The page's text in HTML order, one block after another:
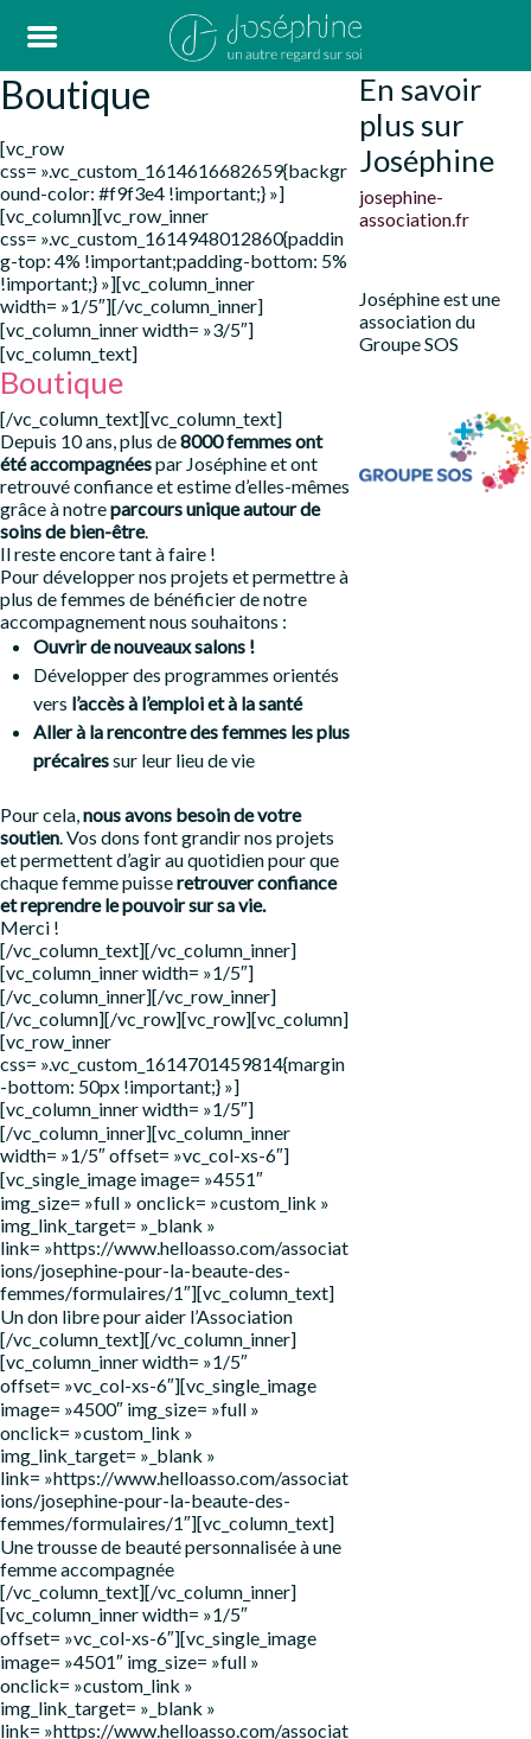
Boutique
[vc_row
css= ».vc_custom_1614616682659{backgr
ound-color: #f9f3e4 !important;} »]
[vc_column][vc_row_inner
css= ».vc_custom_1614948012860{paddin
g-top: 4% !important;padding-bottom: 5%
!important;} »][vc_column_inner
width= »1/5″][/vc_column_inner]
[vc_column_inner width= »3/5″]
[vc_column_text]
Boutique
[/vc_column_text][vc_column_text]
Depuis 10 ans, plus de8000 femmes ont
été accompagnéespar Joséphine et ont
retrouvé confiance et estime d’elles-mêmes
grâce à notreparcours unique autour de
soins de bien-être.
Il reste encore tant à faire !
Pour développer nos projets et permettre à
plus de femmes de bénéficier de notre
accompagnement nous souhaitons :
Ouvrir de nouveaux salons !
Développer des programmes orientés
vers l’accès à l’emploi et à la santé
Aller à la rencontre des femmes les plus
précairessur leur lieu de vie
Pour cela,nous avons besoin de votre
soutien. Vos dons font grandir nos projets
et permettent d’agir au quotidien pour que
chaque femme puisseretrouver confiance
et reprendre le pouvoir sur sa vie.
Merci !
[/vc_column_text][/vc_column_inner]
[vc_column_inner width= »1/5″]
[/vc_column_inner][/vc_row_inner]
[/vc_column][/vc_row][vc_row][vc_column]
[vc_row_inner
css= ».vc_custom_1614701459814{margin
-bottom: 50px !important;} »]
[vc_column_inner width= »1/5″]
[/vc_column_inner][vc_column_inner
width= »1/5″ offset= »vc_col-xs-6″]
[vc_single_image image= »4551″
img_size= »full » onclick= »custom_link »
img_link_target= »_blank »
link= »https://www.helloasso.com/associat
ions/josephine-pour-la-beaute-des-
femmes/formulaires/1″][vc_column_text]
Un don libre pour aider l’Association
[/vc_column_text][/vc_column_inner]
[vc_column_inner width= »1/5″
offset= »vc_col-xs-6″][vc_single_image
image= »4500″ img_size= »full »
onclick= »custom_link »
img_link_target= »_blank »
link= »https://www.helloasso.com/associat
ions/josephine-pour-la-beaute-des-
femmes/formulaires/1″][vc_column_text]
Une trousse de beauté personnalisée à une
femme accompagnée
[/vc_column_text][/vc_column_inner]
[vc_column_inner width= »1/5″
offset= »vc_col-xs-6″][vc_single_image
image= »4501″ img_size= »full »
onclick= »custom_link »
img_link_target= »_blank »
link= »https://www.helloasso.com/associat
En savoir
plus sur
Joséphine
josephine-
association.fr
Joséphine est une
association du
Groupe SOS